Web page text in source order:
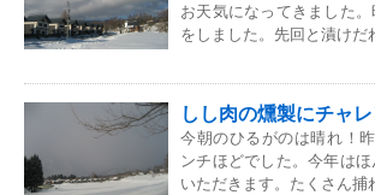
お天気になってきました
をしました。先回と漬けだ
しし肉の燻製にチャレ
今朝のひるがのは晴れ！
ンチほどでした。今年は
いただきます。たくさん捕